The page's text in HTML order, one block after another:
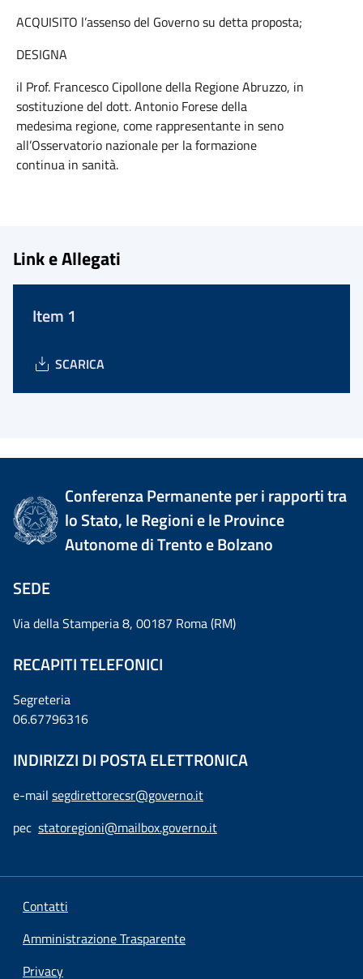
ACQUISITO l’assenso del Governo su detta proposta;
DESIGNA
il Prof. Francesco Cipollone della Regione Abruzzo, in
sostituzione del dott. Antonio Forese della
medesima regione, come rappresentante in seno
all’Osservatorio nazionale per la formazione
continua in sanità.
Link e Allegati
Item 1
SCARICA
Conferenza Permanente per i rapporti tra
lo Stato, le Regioni e le Province
Autonome di Trento e Bolzano
SEDE
Via della Stamperia 8, 00187 Roma (RM)
RECAPITI TELEFONICI
Segreteria
06.67796316
INDIRIZZI DI POSTA ELETTRONICA
e-mail segdirettorecsr@governo.it
pec statoregioni@mailbox.governo.it
Contatti
Amministrazione Trasparente
Privacy